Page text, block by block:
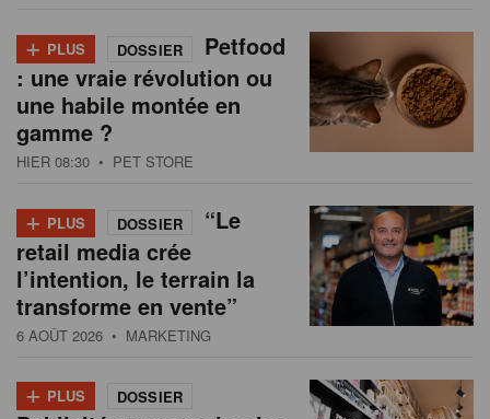
+ PLUS DOSSIER
Petfood
: une vraie révolution ou
une habile montée en
gamme ?
HIER 08:30 • PET STORE
+ PLUS DOSSIER
“Le
retail media crée
l’intention, le terrain la
transforme en vente”
6 AOÛT 2026 • MARKETING
+ PLUS DOSSIER